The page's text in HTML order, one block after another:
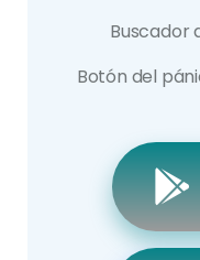
Buscador
Botón del